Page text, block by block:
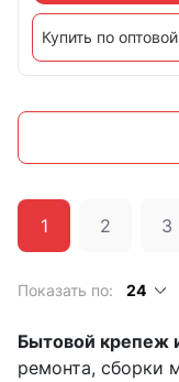
Купить по
1 2 3
Показать по: 24
Бытовой крепеж
ремонта, сборки